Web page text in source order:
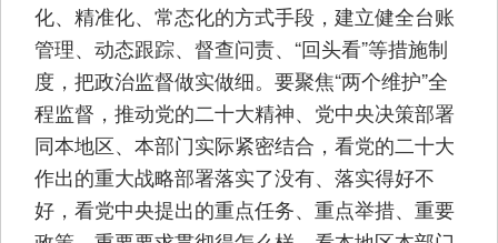
化、精准化、常态化的方式手段，建立健全台账
管理、动态跟踪、督查问责、“回头看”等措施制
度，把政治监督做实做细。要聚焦“两个维护”全
程监督，推动党的二十大精神、党中央决策部署
同本地区、本部门实际紧密结合，看党的二十大
作出的重大战略部署落实了没有、落实得好不
好，看党中央提出的重点任务、重点举措、重要